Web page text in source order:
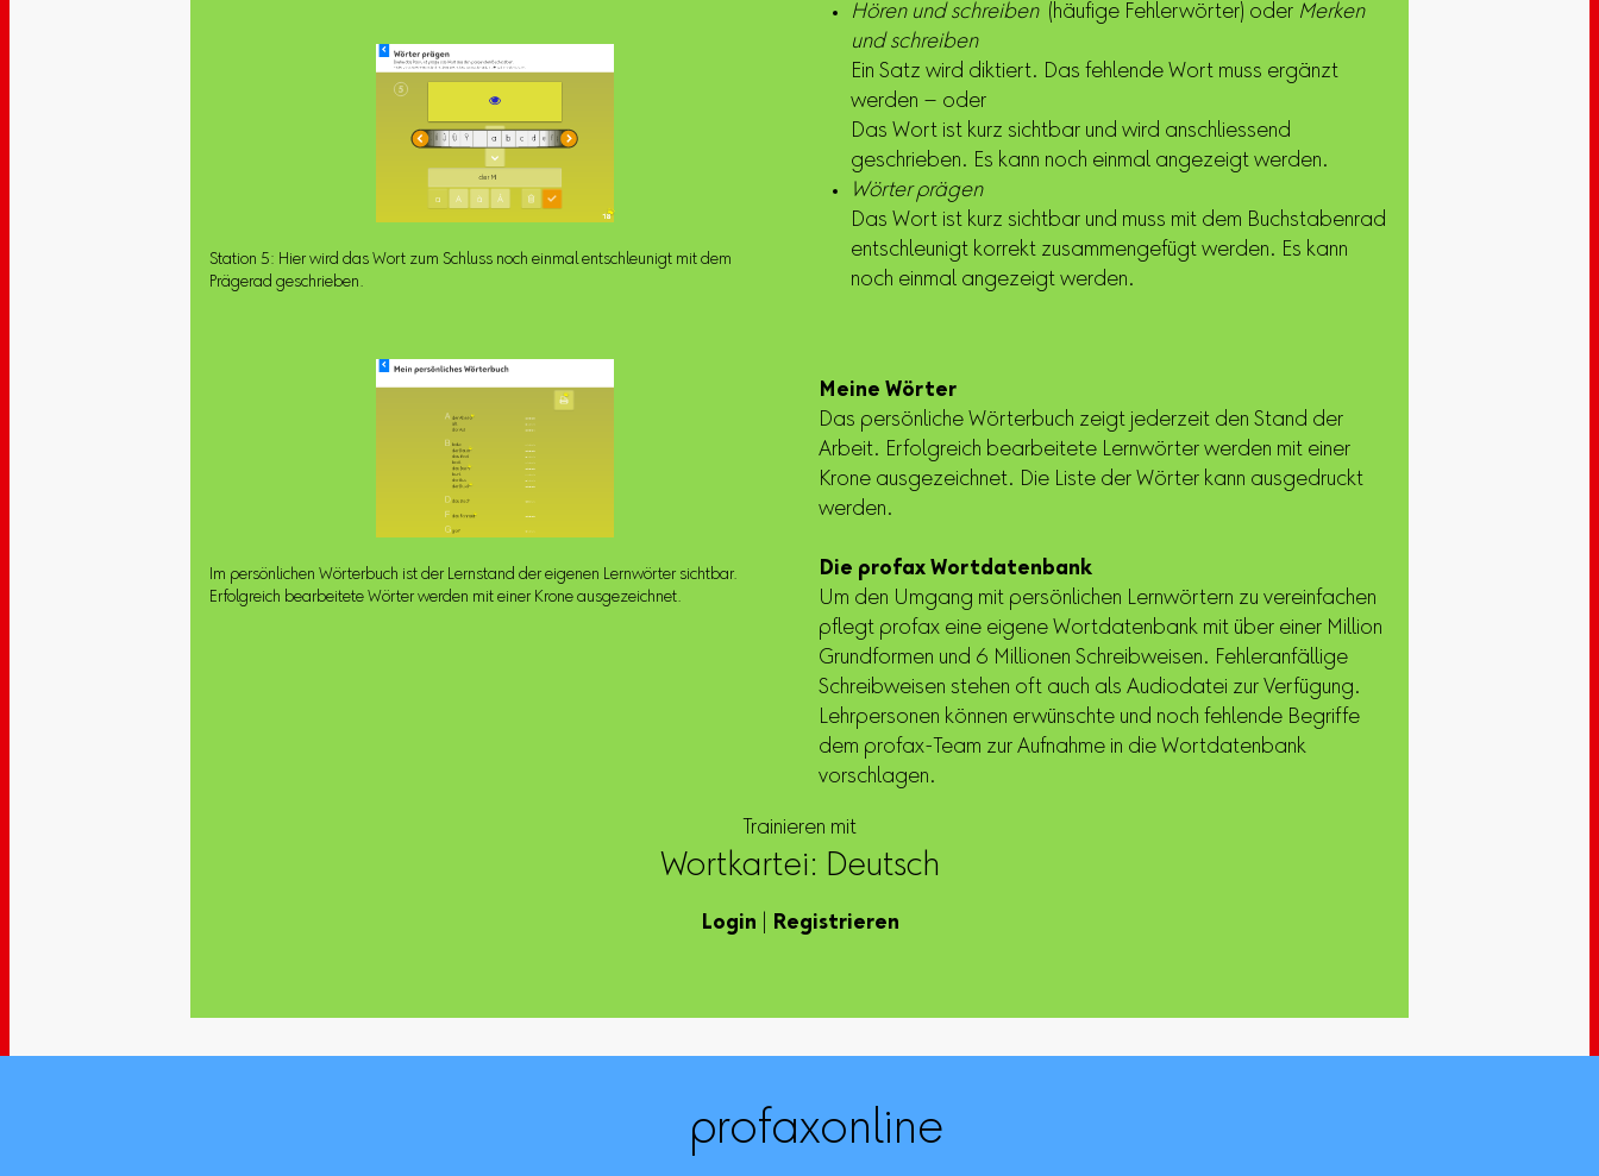
Station 5: Hier wird das Wort zum Schluss noch einmal entschleunigt mit dem
Prägerad geschrieben.
Im persönlichen Wörterbuch ist der Lernstand der eigenen Lernwörter sichtbar.
Erfolgreich bearbeitete Wörter werden mit einer Krone ausgezeichnet.
Hören und schreiben(häufige Fehlerwörter) oder Merken
und schreiben
Ein Satz wird diktiert. Das fehlende Wort muss ergänzt
werden – oder
Das Wort ist kurz sichtbar und wird anschliessend
geschrieben. Es kann noch einmal angezeigt werden.
Wörter prägen
Das Wort ist kurz sichtbar und muss mit dem Buchstabenrad
entschleunigt korrekt zusammengefügt werden. Es kann
noch einmal angezeigt werden.
Meine Wörter
Das persönliche Wörterbuch zeigt jederzeit den Stand der
Arbeit. Erfolgreich bearbeitete Lernwörter werden mit einer
Krone ausgezeichnet. Die Liste der Wörter kann ausgedruckt
werden.
Die profax Wortdatenbank
Um den Umgang mit persönlichen Lernwörtern zu vereinfachen
pflegt profax eine eigene Wortdatenbank mit über einer Million
Grundformen und 6 Millionen Schreibweisen. Fehleranfällige
Schreibweisen stehen oft auch als Audiodatei zur Verfügung.
Lehrpersonen können erwünschte und noch fehlende Begriffe
dem profax-Team zur Aufnahme in die Wortdatenbank
vorschlagen.
Trainieren mit
Wortkartei: Deutsch
Login Registrieren
profaxonline